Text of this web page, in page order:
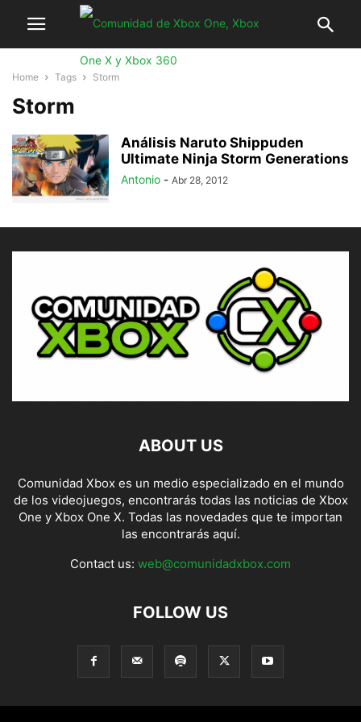
Home Tags Storm
Storm
Análisis Naruto Shippuden
Ultimate Ninja Storm Generations
Antonio - Abr 28, 2012
ABOUT US
Comunidad Xbox es un medio especializado en el mundo
de los videojuegos, encontrarás todas las noticias de Xbox
One y Xbox One X. Todas las novedades que te importan
las encontrarás aquí.
Contact us: web@comunidadxbox.com
FOLLOW US